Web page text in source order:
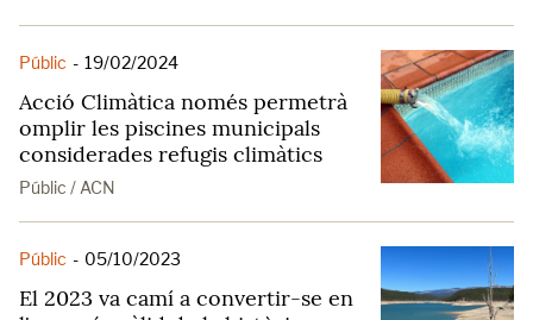
Públic - 19/02/2024
Acció Climàtica només permetrà
omplir les piscines municipals
considerades refugis climàtics
Públic / ACN
Públic - 05/10/2023
El 2023 va camí a convertir-se en